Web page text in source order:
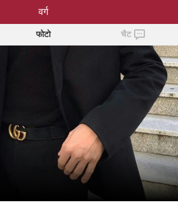
TheJokerbest
फोटो चैट
वर्ग